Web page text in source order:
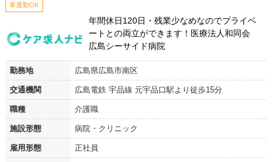
車通勤OK
年間休日120日・残業少なめなのでプライベ
ートとの両立ができます！医療法人和同会
広島シーサイド病院
勤務地 広島県広島市南区
交通機関 広島電鉄 宇品線 元宇品口駅より徒歩15分
職種 介護職
施設形態 病院・クリニック
雇用形態 正社員